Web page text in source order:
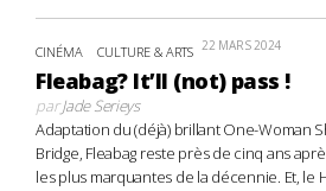
CINÉMA CULTURE & ARTS 22 MARS 2024
Fleabag? It’ll (not) pass !
parJade Serieys
Adaptation du (déjà) brillant One-Woman
Bridge, Fleabag reste près de cinq ans
les plus marquantes de la décennie. Et, le